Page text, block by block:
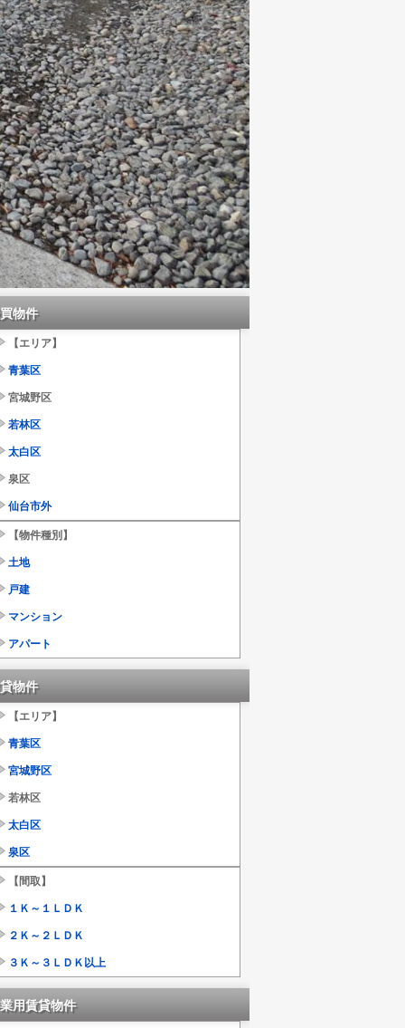
価格４，２００万円
築浅 未使用 平屋３ＳＬＤＫ
所在 太白区茂庭字大沢
オール電化 全室床暖房 太陽光発電システム
詳細
物件
【エリア】
青葉区
宮城野区
若林区
太白区
泉区
仙台市外
【物件種別】
土地
戸建
マンション
アパート
物件
【エリア】
青葉区
宮城野区
若林区
太白区
泉区
【間取】
１Ｋ～１ＬＤＫ
２Ｋ～２ＬＤＫ
３Ｋ～３ＬＤＫ以上
用賃貸物件